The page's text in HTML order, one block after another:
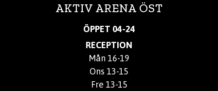
AKTIV ARENA ÖST
ÖPPET 04-24
RECEPTION
Mån 16-19
Ons 13-15
Fre 13-15